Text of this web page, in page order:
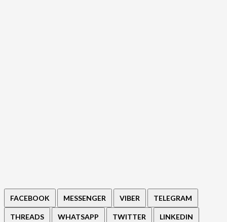
FACEBOOK MESSENGER VIBER TELEGRAM
THREADS WHATSAPP TWITTER LINKEDIN